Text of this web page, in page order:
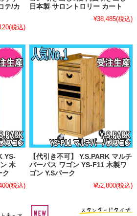
テ/カ
(税込)
日本製 サロントロリー カート
¥38,485(税込)
YS-
木
ク
(税込)
【代引き不可】 Y.S.PARK マルチ
パーパス ワゴン YS-F11 木製ワ
ゴン Y.Sパーク
¥52,800(税込)